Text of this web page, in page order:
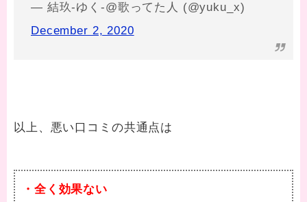
— 結玖-ゆく-@歌ってた人 (@yuku_x)
December 2, 2020
以上、悪い口コミの共通点は
・全く効果ない